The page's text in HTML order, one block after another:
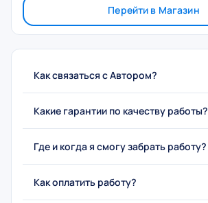
Перейти в Магазин
Как связаться с Автором?
Какие гарантии по качеству работы?
Где и когда я смогу забрать работу?
Как оплатить работу?